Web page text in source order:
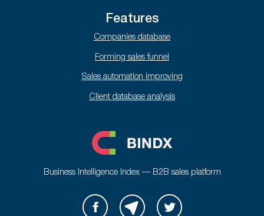
Features
Companies database
Forming sales funnel
Sales automation improving
Client database analysis
Business Intelligence Index — B2B sales platform